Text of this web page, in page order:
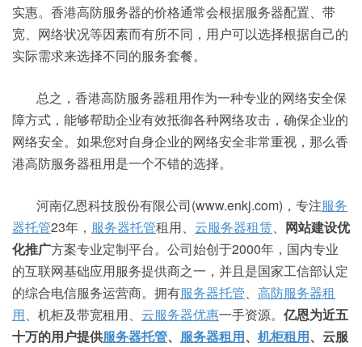
实惠。香港高防服务器的价格通常会根据服务器配置、带
宽、网络状况等因素而有所不同，用户可以选择根据自己的
实际需求来选择不同的服务套餐。
总之，香港高防服务器租用作为一种专业的网络安全保
障方式，能够帮助企业有效抵御各种网络攻击，确保企业的
网络安全。如果您对自身企业的网络安全非常重视，那么香
港高防服务器租用是一个不错的选择。
河南亿恩科技股份有限公司(www.enkj.com)，专注服务
器托管23年， 服务器托管租用、 云服务器租赁、 网站建设优
化推广方案专业定制平台。公司始创于2000年，国内专业
的互联网基础应用服务提供商之一，并且是国家工信部认定
的综合电信服务运营商。拥有服务器托管、 高防服务器租
用、机柜及带宽租用、 云服务器优惠一手资源。 亿恩为近五
十万的用户提供服务器托管、 服务器租用、 机柜租用、云服